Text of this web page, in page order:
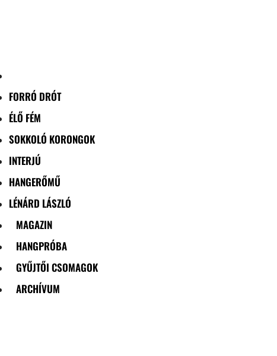
FORRÓ DRÓT
ÉLŐ FÉM
SOKKOLÓ KORONGOK
INTERJÚ
HANGERŐMŰ
LÉNÁRD LÁSZLÓ
MAGAZIN
HANGPRÓBA
GYŰJTŐI CSOMAGOK
ARCHÍVUM